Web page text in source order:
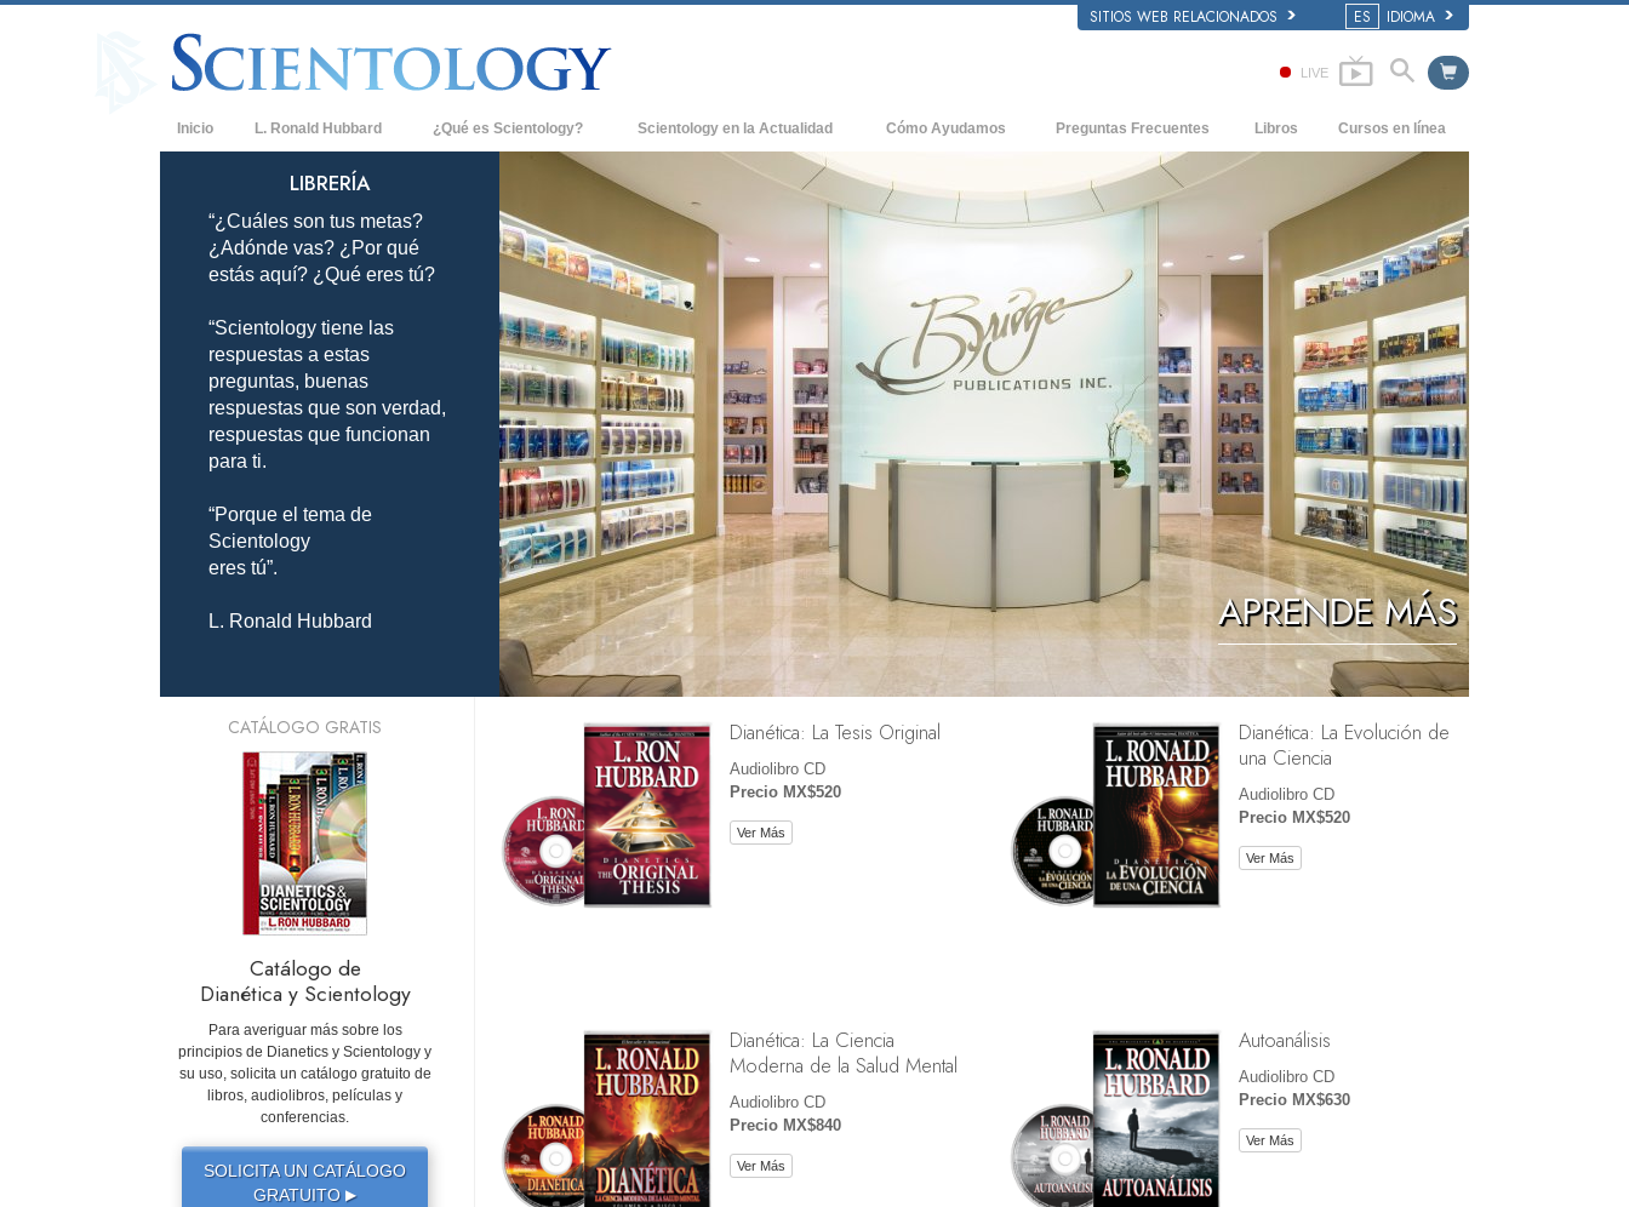
SITIOS WEB RELACIONADOS ES IDIOMA
LIVE
Inicio L. Ronald Hubbard ¿Qué es Scientology?
Credos y Códigos de Scientology
Qué dicen los Scientologists acerca de
Scientology
Conoce a un Scientologist
Dentro de una Iglesia
Los Principios Básicos de Scientology
Una Introducción a Dianética
Amor y Odio: ¿Qué es Grandeza?
Scientology en la Actualidad
Nuevas Iglesias de Scientology
Organizaciones Avanzadas
Base en Tierra de Flag
Freewinds
Llevando Scientology al Mundo
David Miscavige - Líder Eclesiástico de
Scientology
Cómo Ayudamos Preguntas Frecuentes
Antecedentes y principios básicos
Dentro de una Iglesia
La Organización de Scientology
Libros
Audiolibros
Conferencias Introductorias
Películas
Cursos en línea
Cómo Resolver los Conflictos
Las Dinámicas de la Existencia
Los Componentes de la Comprensión
Soluciones para un Entorno Peligroso
Ayudas para Enfermedades y Lesiones
La Integridad y la Honestidad
El Matrimonio
La Escala Tonal Emocional
Respuestas a las Drogas
Herramientas para el Entorno Laboral
La Ética y las Condiciones
La Causa de la Supresión
Investigaciones
Los Fundamentos de la Organización
Los Fundamentos de las Relaciones
Públicas
APRENDE MÁS
LIBRERÍA
“¿Cuáles son tus metas?
¿Adónde vas? ¿Por qué
estás aquí? ¿Qué eres tú?
“Scientology tiene las
respuestas a estas
preguntas, buenas
respuestas que son verdad,
respuestas que funcionan
para ti.
“Porque el tema de
Scientology
eres tú”.
L. Ronald Hubbard
Dianética: La Tesis Original
Audiolibro CD
Precio MX$520
Ver Más
Dianética: La Evolución de
una Ciencia
Audiolibro CD
Precio MX$520
Ver Más
Dianética: La Ciencia
Moderna de la Salud Mental
Audiolibro CD
Precio MX$840
Ver Más
Autoanálisis
Audiolibro CD
Precio MX$630
Ver Más
CATÁLOGO GRATIS
Catálogo de
Dianética y Scientology
Para averiguar más sobre los
principios de Dianetics y Scientology y
su uso, solicita un catálogo gratuito de
libros, audiolibros, películas y
conferencias.
SOLICITA UN CATÁLOGO
GRATUITO ▶